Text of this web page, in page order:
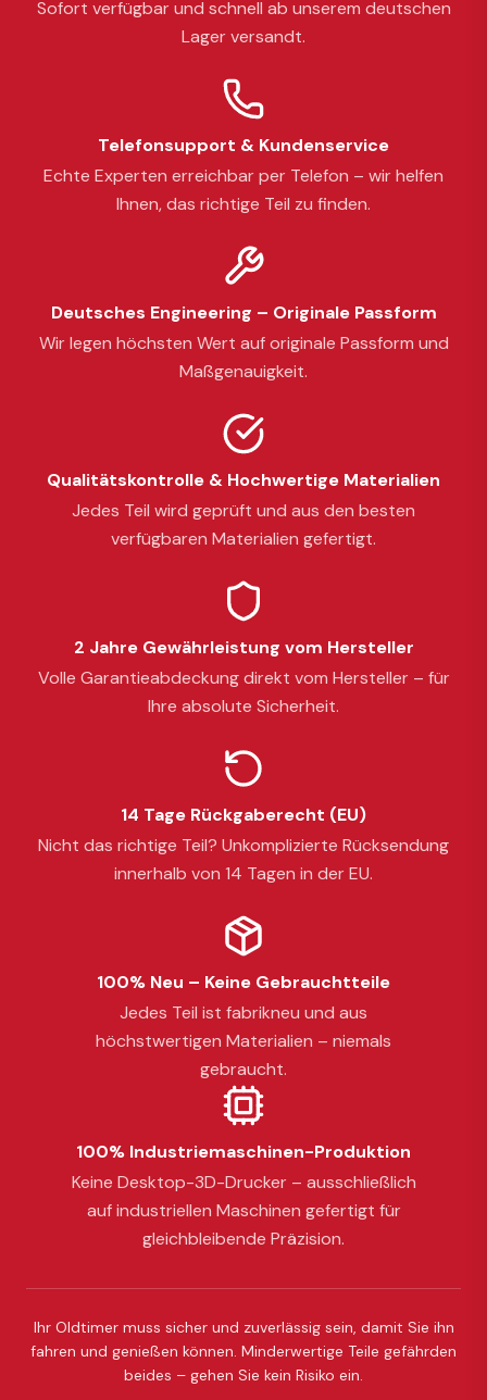
Sofort verfügbar und schnell ab unserem deutschen
Lager versandt.
Telefonsupport & Kundenservice
Echte Experten erreichbar per Telefon – wir helfen
Ihnen, das richtige Teil zu finden.
Deutsches Engineering – Originale Passform
Wir legen höchsten Wert auf originale Passform und
Maßgenauigkeit.
Qualitätskontrolle & Hochwertige Materialien
Jedes Teil wird geprüft und aus den besten
verfügbaren Materialien gefertigt.
2 Jahre Gewährleistung vom Hersteller
Volle Garantieabdeckung direkt vom Hersteller – für
Ihre absolute Sicherheit.
14 Tage Rückgaberecht (EU)
Nicht das richtige Teil? Unkomplizierte Rücksendung
innerhalb von 14 Tagen in der EU.
100% Neu – Keine Gebrauchtteile
Jedes Teil ist fabrikneu und aus
höchstwertigen Materialien – niemals
gebraucht.
100% Industriemaschinen-Produktion
Keine Desktop-3D-Drucker – ausschließlich
auf industriellen Maschinen gefertigt für
gleichbleibende Präzision.
Ihr Oldtimer muss sicher und zuverlässig sein, damit Sie ihn
fahren und genießen können. Minderwertige Teile gefährden
beides – gehen Sie kein Risiko ein.